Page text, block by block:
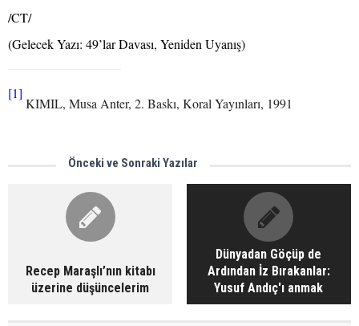
/CT/
(Gelecek Yazı: 49’lar Davası, Yeniden Uyanış)
[1]
KIMIL, Musa Anter, 2. Baskı, Koral Yayınları, 1991
Önceki ve Sonraki Yazılar
Recep Maraşlı’nın kitabı
üzerine düşüncelerim
Dünyadan Göçüp de
Ardından İz Bırakanlar:
Yusuf Andıç'ı anmak